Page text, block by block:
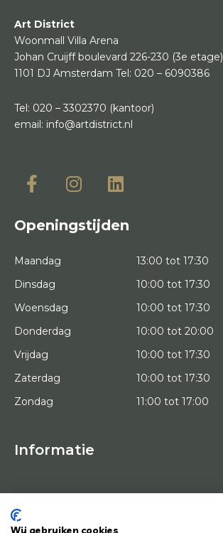
Art District
Woonmall Villa Arena
Johan Cruijff boulevard 226-230 (3e etage)
1101 DJ Amsterdam Tel: 020 – 6090386
Tel: 020 – 3302370 (kantoor)
email: info@artdistrict.nl
Openingstijden
Maandag
13:00 tot 17:30
Dinsdag
10:00 tot 17:30
Woensdag
10:00 tot 17:30
Donderdag
10:00 tot 20:00
Vrijdag
10:00 tot 17:30
Zaterdag
10:00 tot 17:30
Zondag
11:00 tot 17:00
Informatie
HOME
KUNSTENAARS
Wij gebruiken cookies